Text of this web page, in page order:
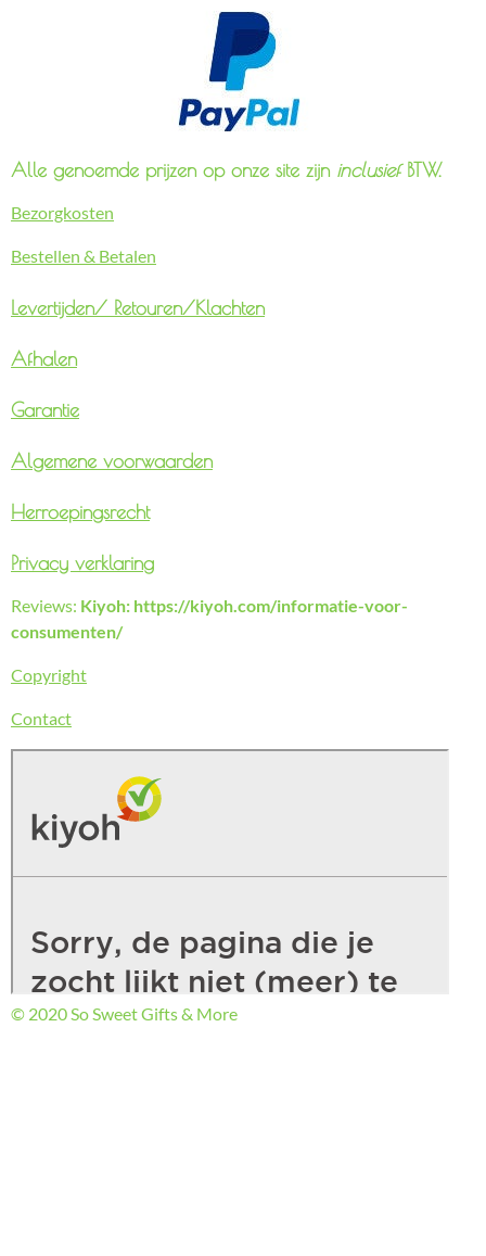
Alle genoemde prijzen op onze site zijn inclusiefBTW.
Bezorgkosten
Bestellen & Betalen
Levertijden/ Retouren/Klachten
Afhalen
Garantie
Algemene voorwaarden
Herroepingsrecht
Privacy verklaring
Reviews: Kiyoh: https://kiyoh.com/informatie-voor-
consumenten/
Copyright
Contact
© 2020 So Sweet Gifts & More